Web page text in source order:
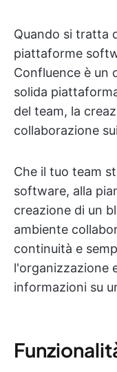
Quando si tratta
piattaforme
Confluence è un
solida
del team, la
collaborazione
Che il tuo team
software, alla
creazione di un
ambiente
continuità e
l'organizzazione
informazioni su